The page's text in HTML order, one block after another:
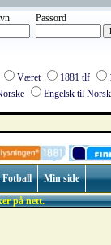
Passord
Været 1881 tlf
Engelsk til Norsk
Fotball Min side
på nett.